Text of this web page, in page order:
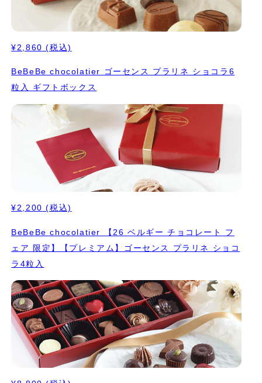
¥2,860 (税込)
BeBeBe chocolatier ゴーセンス プラリネ ショコラ6
粒入 ギフトボックス
¥2,200 (税込)
BeBeBe chocolatier 【26 ベルギー チョコレート フ
ェア 限定】【プレミアム】ゴーセンス プラリネ ショコ
ラ4粒入